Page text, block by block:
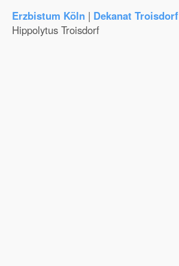
Erzbistum Köln | Dekanat Troisdorf
Hippolytus Troisdorf